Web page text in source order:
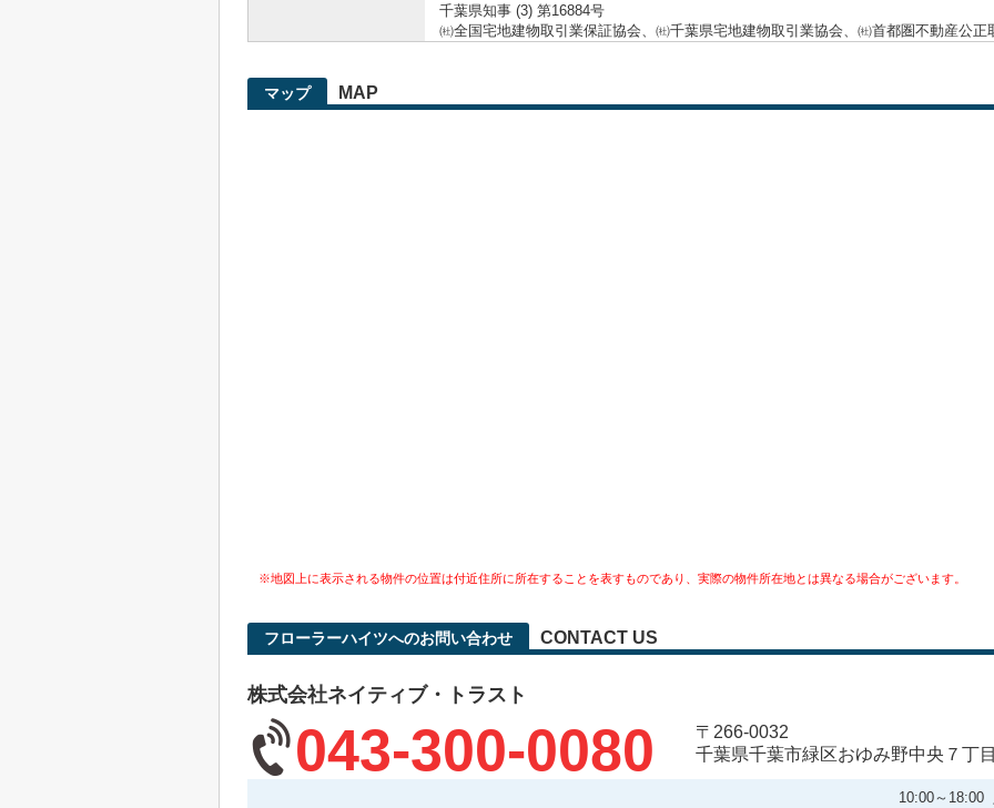
千葉県知事 (3) 第16884号
㈳全国宅地建物取引業保証協会、㈳千葉県宅地建物取引業協会、㈳首都圏不動産公正
マップ MAP
※地図上に表示される物件の位置は付近住所に所在することを表すものであり、実際の物件所在地とは異なる場合がございます。
フローラーハイツへのお問い合わせ CONTACT US
株式会社ネイティブ・トラスト
043-300-0080
〒266-0032
千葉県千葉市緑区おゆみ野中央７丁
10:00～18:00